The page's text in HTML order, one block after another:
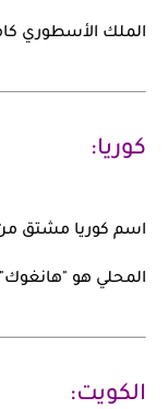
الملك الأسطوري
كوريا:
اسم كوريا مشتق
المحلي هو "هانغوك"
الكويت: